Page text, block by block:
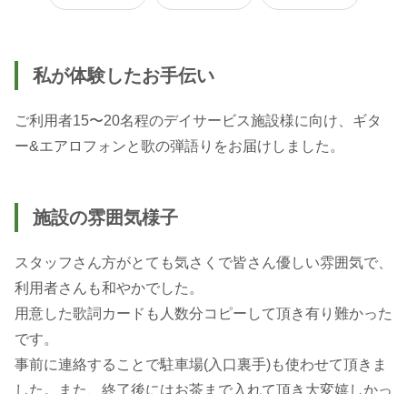
私が体験したお手伝い
ご利用者15〜20名程のデイサービス施設様に向け、ギタ
ー&エアロフォンと歌の弾語りをお届けしました。
施設の雰囲気様子
スタッフさん方がとても気さくで皆さん優しい雰囲気で、
利用者さんも和やかでした。
用意した歌詞カードも人数分コピーして頂き有り難かった
です。
事前に連絡することで駐車場(入口裏手)も使わせて頂きま
した。また、終了後にはお茶まで入れて頂き大変嬉しかっ